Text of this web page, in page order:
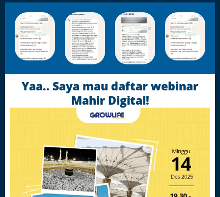
Yaa.. Saya mau daftar webinar
Mahir Digital!